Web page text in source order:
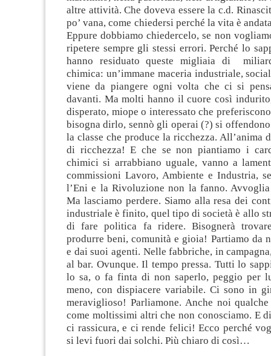
altre attività. Che doveva essere la c.d.
po’ vana, come chiedersi perché la vita è
Eppure dobbiamo chiedercelo, se non
ripetere sempre gli stessi errori. Perché lo
hanno residuato queste migliaia di
chimica: un’immane maceria industriale,
viene da piangere ogni volta che ci si
davanti. Ma molti hanno il cuore così
disperato, miope o interessato che
bisogna dirlo, sennò gli operai (?) si
la classe che produce la ricchezza. All’anima
di ricchezza! E che se non piantiamo i
chimici si arrabbiano uguale, vanno a
commissioni Lavoro, Ambiente e Industria,
l’Eni e la Rivoluzione non la fanno.
Ma lasciamo perdere. Siamo alla resa dei
industriale è finito, quel tipo di società è allo
di fare politica fa ridere. Bisognerà
produrre beni, comunità e gioia! Partiamo da
e dai suoi agenti. Nelle fabbriche, in
al bar. Ovunque. Il tempo pressa. Tutti lo
lo sa, o fa finta di non saperlo, peggio per
meno, con dispiacere variabile. Ci sono in
meraviglioso! Parliamone. Anche noi
come moltissimi altri che non conosciamo. E
ci rassicura, e ci rende felici! Ecco perché
si levi fuori dai solchi. Più chiaro di così…